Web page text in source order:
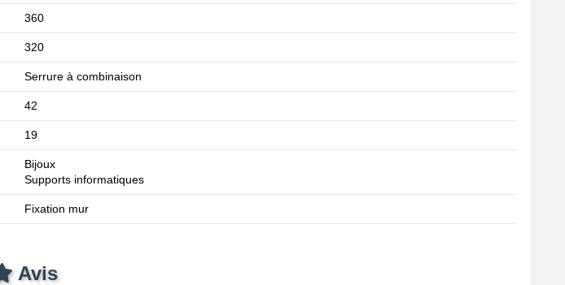
360
320
Serrure à combinaison
42
19
Bijoux
Supports informatiques
Fixation mur
Avis